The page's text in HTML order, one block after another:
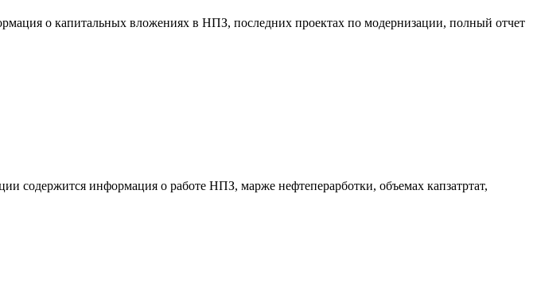
о капитальных вложениях в НПЗ, последних проектах по модернизации, полный отчет
содержится информация о работе НПЗ, марже нефтеперарботки, объемах капзатртат,